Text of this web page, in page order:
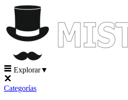
Explorar▼
Categorías